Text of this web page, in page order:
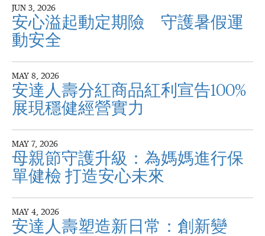
JUN 3, 2026
安心溢起動定期險 守護暑假運
動安全
MAY 8, 2026
安達人壽分紅商品紅利宣告100%
展現穩健經營實力
MAY 7, 2026
母親節守護升級：為媽媽進行保
單健檢 打造安心未來
MAY 4, 2026
安達人壽塑造新日常：創新變